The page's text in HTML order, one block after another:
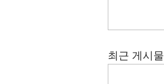
최근 게시물